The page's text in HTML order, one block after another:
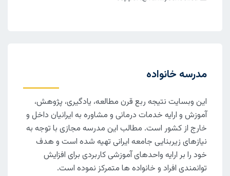
مدرسه خانواده
این وبسایت نتیجه ربع قرن مطالعه، یادگیری، پژوهش،
آموزش و ارایه خدمات درمانی و مشاوره به ایرانیان داخل و
خارج از کشور است. مطالب این مدرسه مجازی با توجه به
نیازهای زیربنایی جامعه ایرانی تهیه شده است و هدف
خود را بر ارایه واحدهای آموزشی کاربردی برای افزایش
توانمندی افراد و خانواده ها متمرکز نموده است.